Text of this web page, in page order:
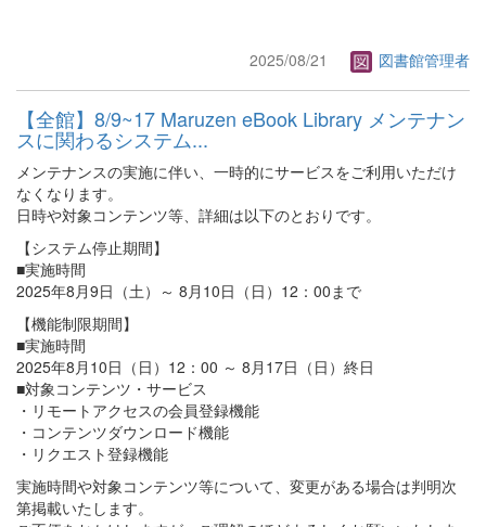
2025/08/21 図書館管理者
【全館】8/9~17 Maruzen eBook Library メンテナン
スに関わるシステム...
メンテナンスの実施に伴い、一時的にサービスをご利用いただけ
なくなります。
日時や対象コンテンツ等、詳細は以下のとおりです。
【システム停止期間】
■実施時間
2025年8月9日（土）～ 8月10日（日）12：00まで
【機能制限期間】
■実施時間
2025年8月10日（日）12：00 ～ 8月17日（日）終日
■対象コンテンツ・サービス
・リモートアクセスの会員登録機能
・コンテンツダウンロード機能
・リクエスト登録機能
実施時間や対象コンテンツ等について、変更がある場合は判明次
第掲載いたします。